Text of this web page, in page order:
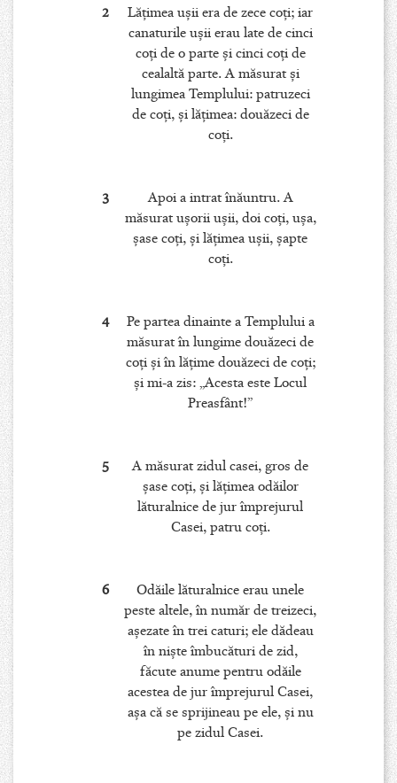
2
Lăţimea uşii era de zece coţi; iar
canaturile uşii erau late de cinci
coţi de o parte şi cinci coţi de
cealaltă parte. A măsurat şi
lungimea Templului: patruzeci
de coţi, şi lăţimea: douăzeci de
coţi.
3
Apoi a intrat înăuntru. A
măsurat uşorii uşii, doi coţi, uşa,
şase coţi, şi lăţimea uşii, şapte
coţi.
4
Pe partea dinainte a Templului a
măsurat în lungime douăzeci de
coţi şi în lăţime douăzeci de coţi;
şi mi-a zis: „Acesta este Locul
Preasfânt!”
5
A măsurat zidul casei, gros de
şase coţi, şi lăţimea odăilor
lăturalnice de jur împrejurul
Casei, patru coţi.
6
Odăile lăturalnice erau unele
peste altele, în număr de treizeci,
aşezate în trei caturi; ele dădeau
în nişte îmbucături de zid,
făcute anume pentru odăile
acestea de jur împrejurul Casei,
aşa că se sprijineau pe ele, şi nu
pe zidul Casei.